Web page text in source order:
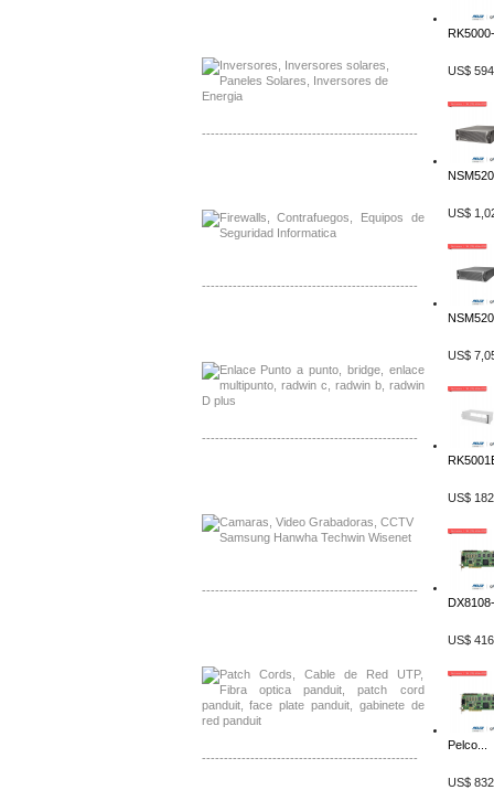
-------------------------------------------------
-------------------------------------------------
-------------------------------------------------
-------------------------------------------------
-------------------------------------------------
RK5000-
US$ 594
US$
US$
US$ 182
DX8108-
US$ 416
Pelco...
US$ 832